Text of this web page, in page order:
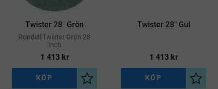
Twister 28" Grön
​Rondell Twister Grön 28
Inch
1 413kr
Lägg till i önskelista
KÖP
Twister 28" Gul
1 413kr
Lägg
KÖP